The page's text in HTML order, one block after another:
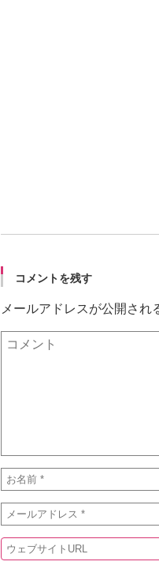
コメントを残す
メールアドレスが公開され